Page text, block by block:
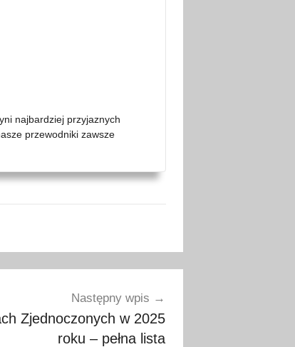
najbardziej przyjaznych
przewodniki zawsze
Następny wpis
Zjednoczonych w 2025
roku – pełna lista